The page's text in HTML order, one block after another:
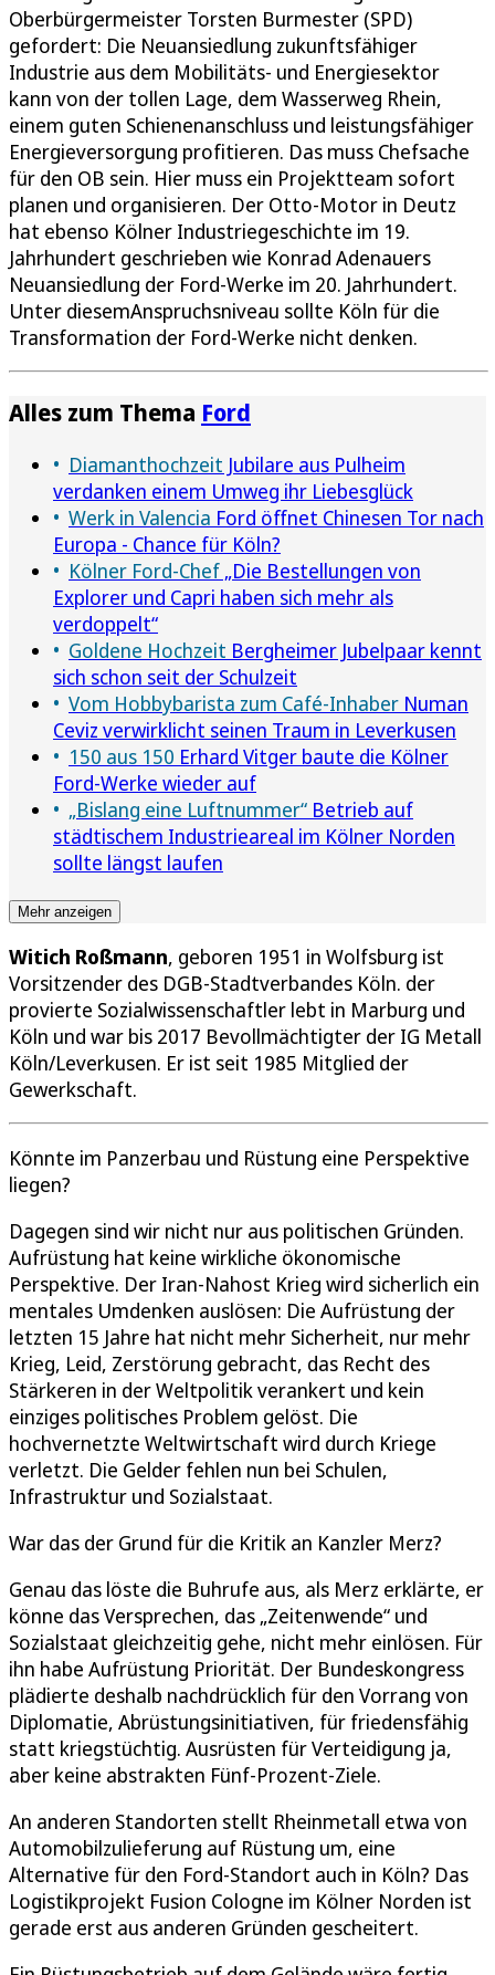
Oberbürgermeister Torsten Burmester (SPD)
gefordert: Die Neuansiedlung zukunftsfähiger
Industrie aus dem Mobilitäts- und Energiesektor
kann von der tollen Lage, dem Wasserweg Rhein,
einem guten Schienenanschluss und leistungsfähiger
Energieversorgung profitieren. Das muss Chefsache
für den OB sein. Hier muss ein Projektteam sofort
planen und organisieren. Der Otto-Motor in Deutz
hat ebenso Kölner Industriegeschichte im 19.
Jahrhundert geschrieben wie Konrad Adenauers
Neuansiedlung der Ford-Werke im 20. Jahrhundert.
Unter diesemAnspruchsniveau sollte Köln für die
Transformation der Ford-Werke nicht denken.
Alles zum Thema Ford
Diamanthochzeit Jubilare aus Pulheim
verdanken einem Umweg ihr Liebesglück
Werk in Valencia Ford öffnet Chinesen Tor nach
Europa - Chance für Köln?
Kölner Ford-Chef „Die Bestellungen von
Explorer und Capri haben sich mehr als
verdoppelt“
Goldene Hochzeit Bergheimer Jubelpaar kennt
sich schon seit der Schulzeit
Vom Hobbybarista zum Café-Inhaber Numan
Ceviz verwirklicht seinen Traum in Leverkusen
150 aus 150 Erhard Vitger baute die Kölner
Ford-Werke wieder auf
„Bislang eine Luftnummer“ Betrieb auf
städtischem Industrieareal im Kölner Norden
sollte längst laufen
Mehr anzeigen
Witich Roßmann, geboren 1951 in Wolfsburg ist
Vorsitzender des DGB-Stadtverbandes Köln. der
provierte Sozialwissenschaftler lebt in Marburg und
Köln und war bis 2017 Bevollmächtigter der IG Metall
Köln/Leverkusen. Er ist seit 1985 Mitglied der
Gewerkschaft.
Könnte im Panzerbau und Rüstung eine Perspektive
liegen?
Dagegen sind wir nicht nur aus politischen Gründen.
Aufrüstung hat keine wirkliche ökonomische
Perspektive. Der Iran-Nahost Krieg wird sicherlich ein
mentales Umdenken auslösen: Die Aufrüstung der
letzten 15 Jahre hat nicht mehr Sicherheit, nur mehr
Krieg, Leid, Zerstörung gebracht, das Recht des
Stärkeren in der Weltpolitik verankert und kein
einziges politisches Problem gelöst. Die
hochvernetzte Weltwirtschaft wird durch Kriege
verletzt. Die Gelder fehlen nun bei Schulen,
Infrastruktur und Sozialstaat.
War das der Grund für die Kritik an Kanzler Merz?
Genau das löste die Buhrufe aus, als Merz erklärte, er
könne das Versprechen, das „Zeitenwende“ und
Sozialstaat gleichzeitig gehe, nicht mehr einlösen. Für
ihn habe Aufrüstung Priorität. Der Bundeskongress
plädierte deshalb nachdrücklich für den Vorrang von
Diplomatie, Abrüstungsinitiativen, für friedensfähig
statt kriegstüchtig. Ausrüsten für Verteidigung ja,
aber keine abstrakten Fünf-Prozent-Ziele.
An anderen Standorten stellt Rheinmetall etwa von
Automobilzulieferung auf Rüstung um, eine
Alternative für den Ford-Standort auch in Köln? Das
Logistikprojekt Fusion Cologne im Kölner Norden ist
gerade erst aus anderen Gründen gescheitert.